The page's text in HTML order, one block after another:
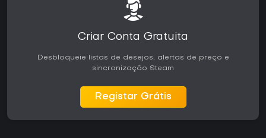
Criar Conta Gratuita
Desbloqueie listas de desejos, alertas de preço e
sincronização Steam
Registar Grátis